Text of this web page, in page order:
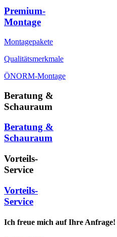
Premium-
Montage
Montagepakete
Qualitätsmerkmale
ÖNORM-Montage
Beratung &
Schauraum
Beratung &
Schauraum
Vorteils-
Service
Vorteils-
Service
Ich freue mich auf Ihre Anfrage!